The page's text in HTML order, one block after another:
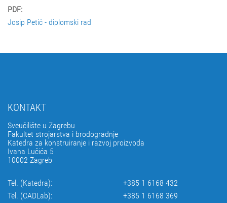
PDF:
Josip Petić - diplomski rad
KONTAKT
Sveučilište u Zagrebu
Fakultet strojarstva i brodogradnje
Katedra za konstruiranje i razvoj proizvoda
Ivana Lučića 5
10002 Zagreb
Tel. (Katedra):
+385 1 6168 432
Tel. (CADLab):
+385 1 6168 369